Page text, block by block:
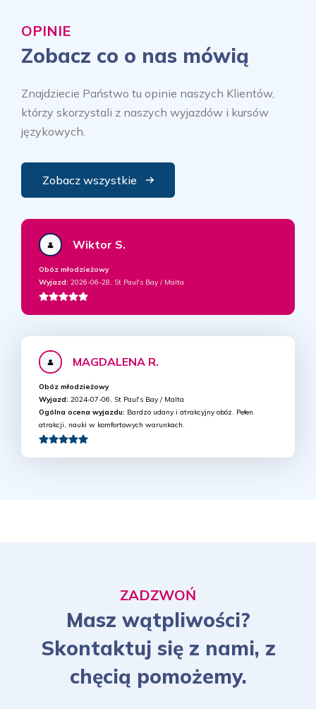
OPINIE
Zobacz co o nas mówią
Znajdziecie Państwo tu opinie naszych Klientów,
którzy skorzystali z naszych wyjazdów i kursów
językowych.
Zobacz wszystkie
Wiktor S.
Obóz młodzieżowy
Wyjazd: 2026-06-28, St Paul's Bay / Malta
MAGDALENA R.
Obóz młodzieżowy
Wyjazd: 2024-07-06, St Paul's Bay / Malta
Ogólna ocena wyjazdu: Bardzo udany i atrakcyjny obóz. Pełen
atrakcji, nauki w komfortowych warunkach.
ZADZWOŃ
Masz wątpliwości?
Skontaktuj się z nami, z
chęcią pomożemy.